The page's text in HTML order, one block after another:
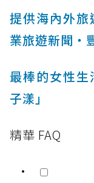
提供海內外
業旅遊新聞‧
最棒的女性
子漾」
精華 FAQ